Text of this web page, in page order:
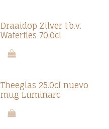
Draaidop Zilver t.b.v.
Waterfles 70.0cl
Theeglas 25.0cl nuevo
mug Luminarc